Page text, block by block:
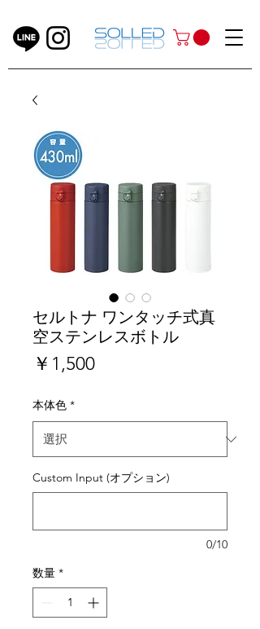
セルトナ ワンタッチ式真
空ステンレスボトル
￥1,500価
本体色 *
Custom Input (オプション)
0/10
数量 *